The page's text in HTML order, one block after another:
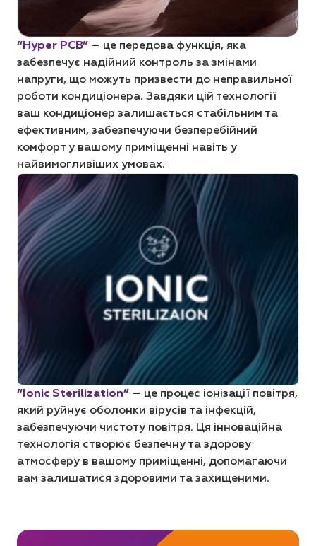
“Hyper PCB” – це передова функція, яка
забезпечує надійний контроль за змінами
напруги, що можуть призвести до неправильної
роботи кондиціонера. Завдяки цій технології
ваш кондиціонер залишається стабільним та
ефективним, забезпечуючи безперебійний
комфорт у вашому приміщенні навіть у
найвимогливіших умовах.
“Ionic Sterilization” – це процес іонізації повітря,
який руйнує оболонки вірусів та інфекцій,
забезпечуючи чистоту повітря. Ця інноваційна
технологія створює безпечну та здорову
атмосферу в вашому приміщенні, допомагаючи
вам залишатися здоровими та захищеними.